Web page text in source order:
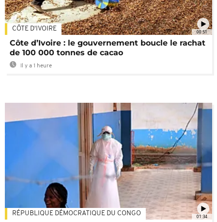
00:51
CÔTE D'IVOIRE
Côte d’Ivoire : le gouvernement boucle le rachat
de 100 000 tonnes de cacao
Il y a 1 heure
01:34
RÉPUBLIQUE DÉMOCRATIQUE DU CONGO